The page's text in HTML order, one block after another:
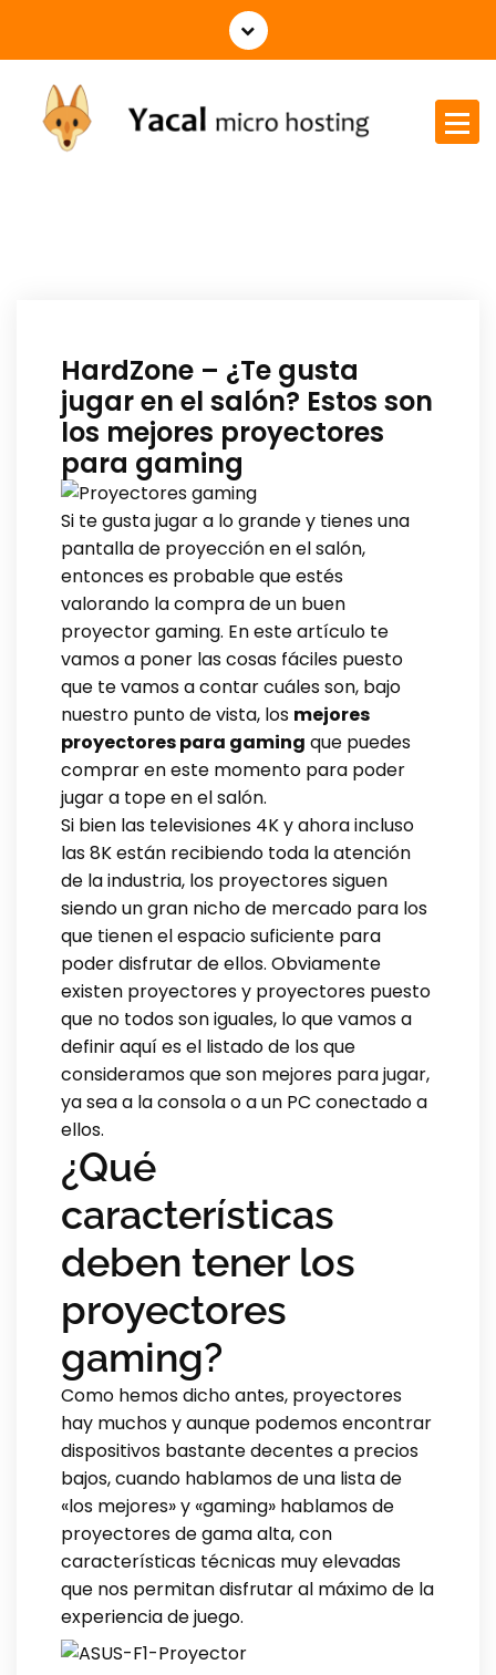
HardZone – ¿Te gusta
jugar en el salón? Estos son
los mejores proyectores
para gaming
Si te gusta jugar a lo grande y tienes una
pantalla de proyección en el salón,
entonces es probable que estés
valorando la compra de un buen
proyector gaming. En este artículo te
vamos a poner las cosas fáciles puesto
que te vamos a contar cuáles son, bajo
nuestro punto de vista, los mejores
proyectores para gaming que puedes
comprar en este momento para poder
jugar a tope en el salón.
Si bien las televisiones 4K y ahora incluso
las 8K están recibiendo toda la atención
de la industria, los proyectores siguen
siendo un gran nicho de mercado para los
que tienen el espacio suficiente para
poder disfrutar de ellos. Obviamente
existen proyectores y proyectores puesto
que no todos son iguales, lo que vamos a
definir aquí es el listado de los que
consideramos que son mejores para jugar,
ya sea a la consola o a un PC conectado a
ellos.
¿Qué
características
deben tener los
proyectores
gaming?
Como hemos dicho antes, proyectores
hay muchos y aunque podemos encontrar
dispositivos bastante decentes a precios
bajos, cuando hablamos de una lista de
«los mejores» y «gaming» hablamos de
proyectores de gama alta, con
características técnicas muy elevadas
que nos permitan disfrutar al máximo de la
experiencia de juego.